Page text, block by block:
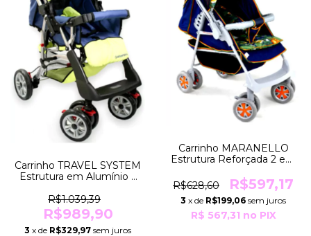
Carrinho TRAVEL SYSTEM
Estrutura em Alumínio 2
COR Azul Galzerano
R$1.039,39
R$989,90
3 x de R$329,97 sem juros
Carrinho MARANELLO
Estrutura Reforçada 2 em
Ecológico Galzerano
R$628,60 R$597,17
3 x de R$199,06 sem juros
R$ 567,31 no PIX